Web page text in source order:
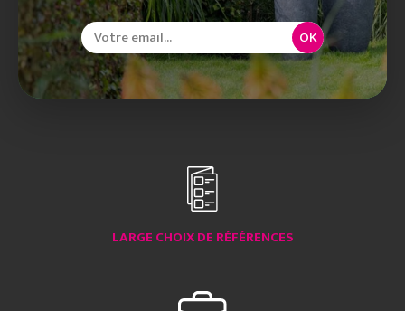
OK
LARGE CHOIX DE RÉFÉRENCES